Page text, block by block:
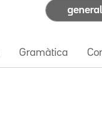
general
Gramàtica